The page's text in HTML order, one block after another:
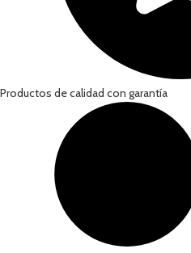
Productos de calidad con garantía